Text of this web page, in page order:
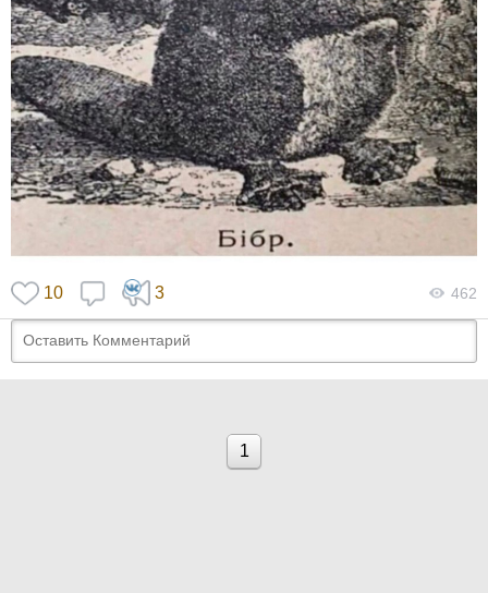
10 3 462
1